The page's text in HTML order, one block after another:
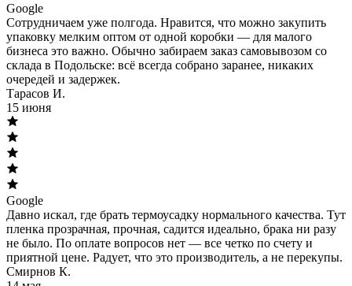
Google
Сотрудничаем уже полгода. Нравится, что можно закупить
упаковку мелким оптом от одной коробки — для малого
бизнеса это важно. Обычно забираем заказ самовывозом со
склада в Подольске: всё всегда собрано заранее, никаких
очередей и задержек.
Тарасов И.
15 июня
Google
Давно искал, где брать термоусадку нормального качества. Тут
пленка прозрачная, прочная, садится идеально, брака ни разу
не было. По оплате вопросов нет — все четко по счету и
приятной цене. Радует, что это производитель, а не перекупы.
Смирнов К.